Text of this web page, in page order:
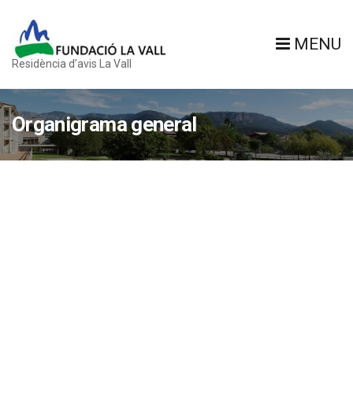
Residència d’avis La Vall
MENU
Organigrama general